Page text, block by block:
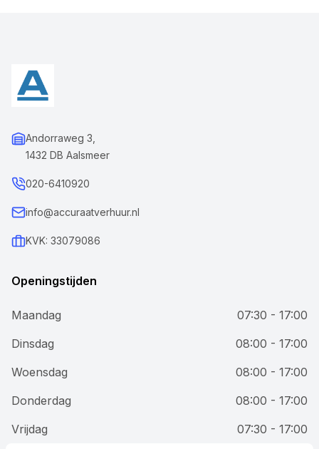
Andorraweg 3,
1432 DB Aalsmeer
020-6410920
info@accuraatverhuur.nl
KVK: 33079086
Openingstijden
Maandag
07:30 - 17:00
Dinsdag
08:00 - 17:00
Woensdag
08:00 - 17:00
Donderdag
08:00 - 17:00
Vrijdag
07:30 - 17:00